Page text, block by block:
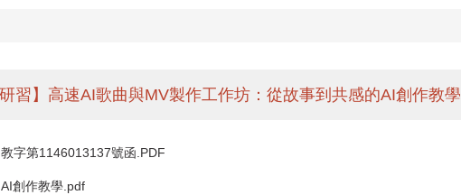
研習】高速AI歌曲與MV製作工作坊：從故事到共感的AI創作教學
字第1146013137號函.PDF
創作教學.pdf